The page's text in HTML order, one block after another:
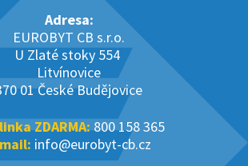
Adresa:
EUROBYT CB s.r.o.
U Zlaté stoky 554
Litvínovice
01 České Budějovice
ZDARMA:800 158 365
info@eurobyt-cb.cz